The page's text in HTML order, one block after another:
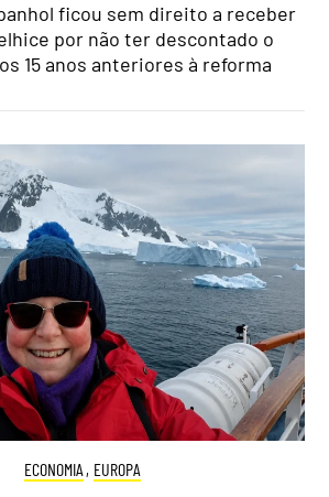
ficou sem direito a receber
por não ter descontado o
15 anos anteriores à reforma
ECONOMIA , EUROPA